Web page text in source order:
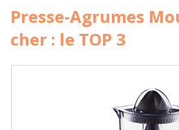
Presse-Agrumes
cher : le TOP 3